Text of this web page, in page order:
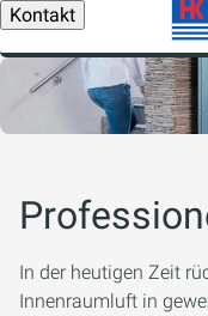
Kontakt
In der heutigen Zeit
Innenraumluft in